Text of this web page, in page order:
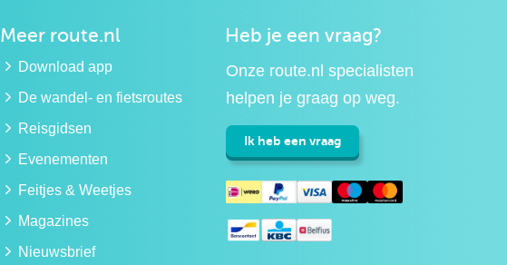
Meer route.nl
Download app
De wandel- en fietsroutes
Reisgidsen
Evenementen
Feitjes & Weetjes
Magazines
Nieuwsbrief
Heb je een vraag?
Onze route.nl specialisten
helpen je graag op weg.
Ik heb een vraag